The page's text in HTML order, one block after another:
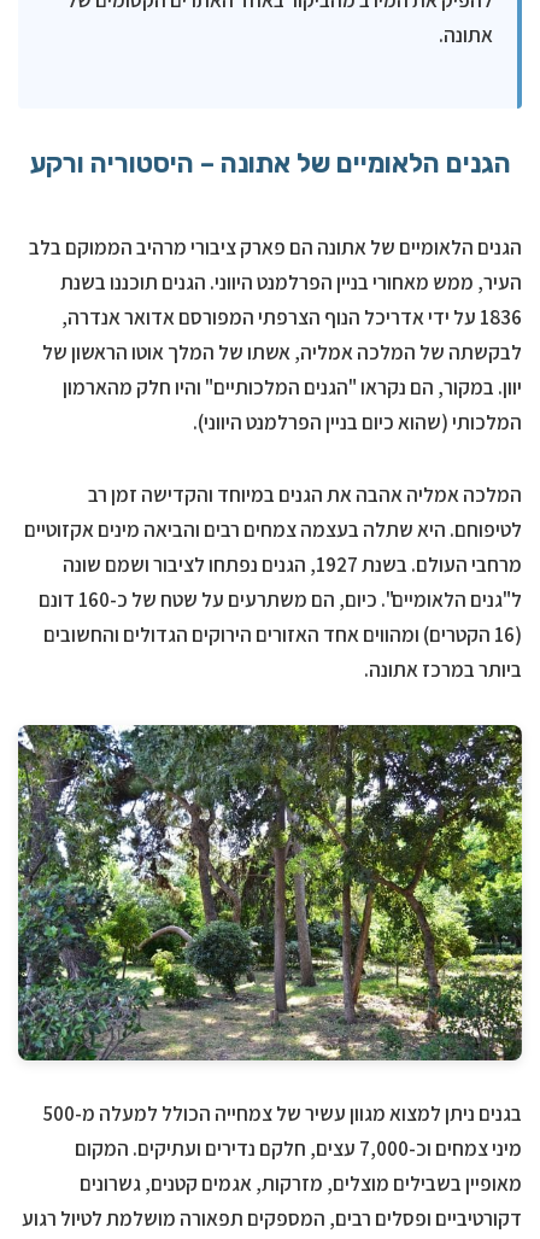
אתונה.
הגנים הלאומיים של אתונה – היסטוריה ורקע
הגנים הלאומיים של אתונה הם פארק ציבורי מרהיב הממוקם בלב
העיר, ממש מאחורי בניין הפרלמנט היווני. הגנים תוכננו בשנת
1836 על ידי אדריכל הנוף הצרפתי המפורסם אדואר אנדרה,
לבקשתה של המלכה אמליה, אשתו של המלך אוטו הראשון של
יוון. במקור, הם נקראו "הגנים המלכותיים" והיו חלק מהארמון
המלכותי (שהוא כיום בניין הפרלמנט היווני).
המלכה אמליה אהבה את הגנים במיוחד והקדישה זמן רב
לטיפוחם. היא שתלה בעצמה צמחים רבים והביאה מינים אקזוטיים
מרחבי העולם. בשנת 1927, הגנים נפתחו לציבור ושמם שונה
ל"גנים הלאומיים". כיום, הם משתרעים על שטח של כ-160 דונם
(16 הקטרים) ומהווים אחד האזורים הירוקים הגדולים והחשובים
ביותר במרכז אתונה.
בגנים ניתן למצוא מגוון עשיר של צמחייה הכולל למעלה מ-500
מיני צמחים וכ-7,000 עצים, חלקם נדירים ועתיקים. המקום
מאופיין בשבילים מוצלים, מזרקות, אגמים קטנים, גשרונים
דקורטיביים ופסלים רבים, המספקים תפאורה מושלמת לטיול רגוע